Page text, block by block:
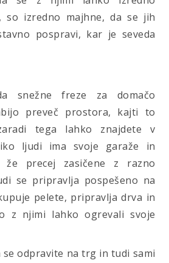
so izredno majhne, da se jih
pospravi, kar je seveda
snežne freze za domačo
preveč prostora, kajti to
tega lahko znajdete v
ljudi ima svoje garaže in
že precej zasičene z razno
se pripravlja pospešeno na
pelete, pripravlja drva in
z njimi lahko ogrevali svoje
se odpravite na trg in tudi sami